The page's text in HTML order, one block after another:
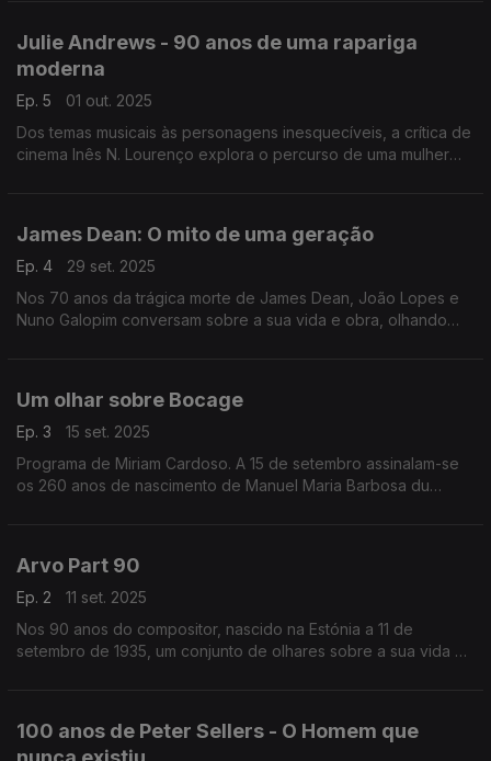
Taylor e o orgulho da terra natal.
Julie Andrews - 90 anos de uma rapariga
moderna
Ep. 5
01 out. 2025
Dos temas musicais às personagens inesquecíveis, a crítica de
cinema Inês N. Lourenço explora o percurso de uma mulher
James Dean: O mito de uma geração
Ep. 4
29 set. 2025
Nos 70 anos da trágica morte de James Dean, João Lopes e
Nuno Galopim conversam sobre a sua vida e obra, olhando
Um olhar sobre Bocage
Ep. 3
15 set. 2025
Programa de Miriam Cardoso. A 15 de setembro assinalam-se
os 260 anos de nascimento de Manuel Maria Barbosa du
Arvo Part 90
Ep. 2
11 set. 2025
Nos 90 anos do compositor, nascido na Estónia a 11 de
setembro de 1935, um conjunto de olhares sobre a sua vida e
100 anos de Peter Sellers - O Homem que